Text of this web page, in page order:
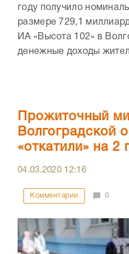
году получило
размере 729,1
ИА «Высота 102» в
денежные доходы
Прожиточный
Волгоградской
«откатили» на 2
04.03.2020 12:16
Комментарии 0